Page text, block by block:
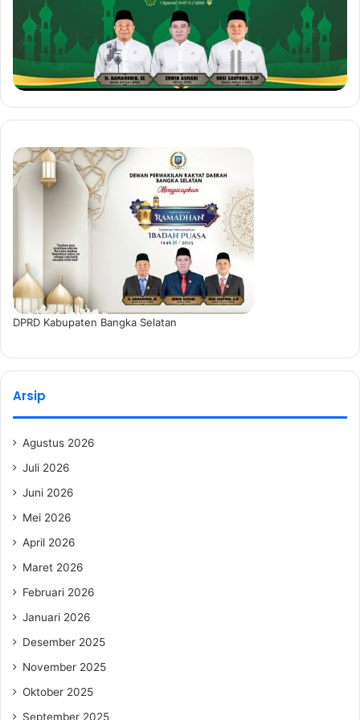
DPRD Kabupaten Bangka Selatan
Arsip
Agustus 2026
Juli 2026
Juni 2026
Mei 2026
April 2026
Maret 2026
Februari 2026
Januari 2026
Desember 2025
November 2025
Oktober 2025
September 2025